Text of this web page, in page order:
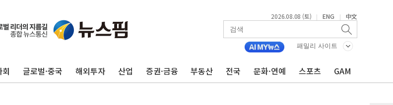
2026.08.08 (토) | ENG | 中文
패밀리 사이트
회 글로벌·중국 해외투자 산업 증권·금융 부동산 전국 문화·연예 스포츠 GAM
동해중부 전 해상 풍랑주의보…10일까지 최대 3.5m 높은 물결
연일 폭염에 온열질환 사망 23명…정부, 비상대응기구 가동
中 전방위 아파트 부양, 수도 베이징도 부동산 규제 철폐
동해시, 11~14일 '별똥별 멍' 운영…페르세우스 유성우 관측
강원 중·남부 동해안 시간당 50mm 이상 폭우…호우경보 발효